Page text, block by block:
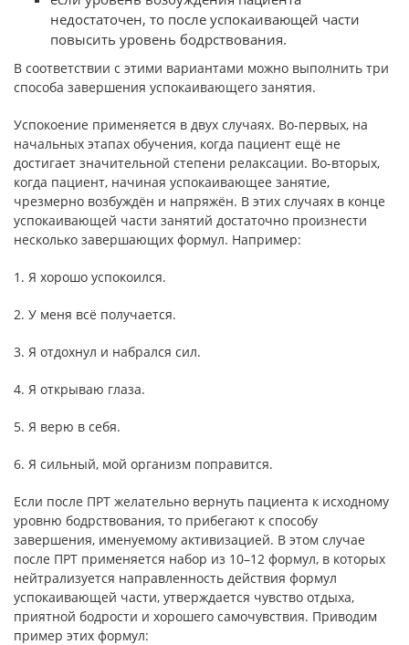
недостаточен, то после успокаивающей части
повысить уровень бодрствования.
В соответствии с этими вариантами можно выполнить три
способа завершения успокаивающего занятия.
Успокоение применяется в двух случаях. Во-первых, на
начальных этапах обучения, когда пациент ещё не
достигает значительной степени релаксации. Во-вторых,
когда пациент, начиная успокаивающее занятие,
чрезмерно возбуждён и напряжён. В этих случаях в конце
успокаивающей части занятий достаточно произнести
несколько завершающих формул. Например:
1. Я хорошо успокоился.
2. У меня всё получается.
3. Я отдохнул и набрался сил.
4. Я открываю глаза.
5. Я верю в себя.
6. Я сильный, мой организм поправится.
Если после ПРТ желательно вернуть пациента к исходному
уровню бодрствования, то прибегают к способу
завершения, именуемому активизацией. В этом случае
после ПРТ применяется набор из 10–12 формул, в которых
нейтрализуется направленность действия формул
успокаивающей части, утверждается чувство отдыха,
приятной бодрости и хорошего самочувствия. Приводим
пример этих формул: